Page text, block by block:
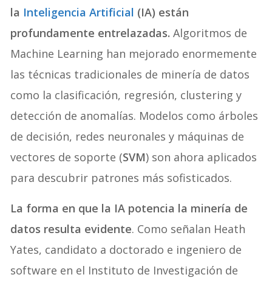
la Inteligencia Artificial (IA) están
profundamente entrelazadas. Algoritmos de
Machine Learning han mejorado enormemente
las técnicas tradicionales de minería de datos
como la clasificación, regresión, clustering y
detección de anomalías. Modelos como árboles
de decisión, redes neuronales y máquinas de
vectores de soporte (SVM) son ahora aplicados
para descubrir patrones más sofisticados.
La forma en que la IA potencia la minería de
datos resulta evidente. Como señalan Heath
Yates, candidato a doctorado e ingeniero de
software en el Instituto de Investigación de